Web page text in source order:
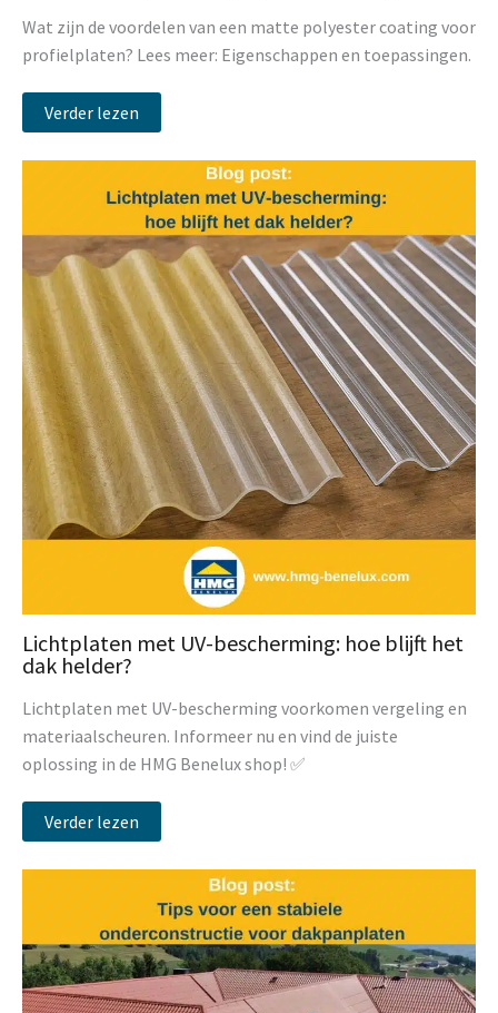
Wat zijn de voordelen van een matte polyester coating voor
profielplaten? Lees meer: Eigenschappen en toepassingen.
Verder lezen
Lichtplaten met UV-bescherming: hoe blijft het
dak helder?
Lichtplaten met UV-bescherming voorkomen vergeling en
materiaalscheuren. Informeer nu en vind de juiste
oplossing in de HMG Benelux shop! ✅
Verder lezen